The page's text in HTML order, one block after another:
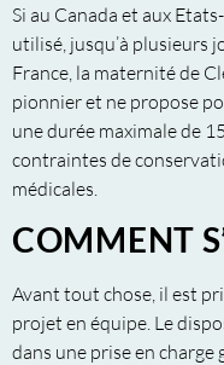
Si au Canada et aux
utilisé, jusqu’à plusieurs
France, la maternité de
pionnier et ne propose
une durée maximale de
contraintes de
médicales.
COMMENT
Avant tout chose, il est
projet en équipe. Le
dans une prise en